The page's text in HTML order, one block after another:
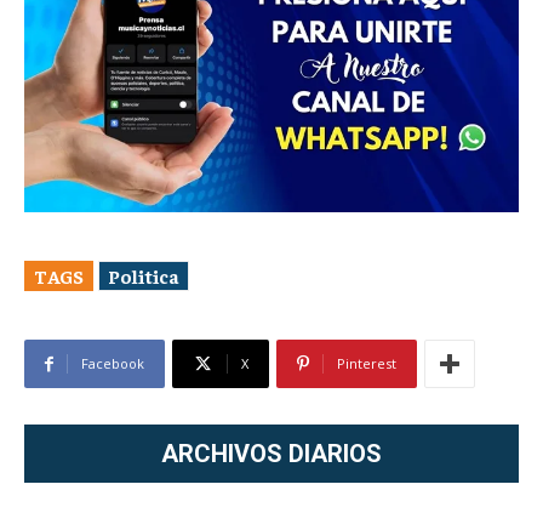
TAGS Politica
Facebook X Pinterest
ARCHIVOS DIARIOS